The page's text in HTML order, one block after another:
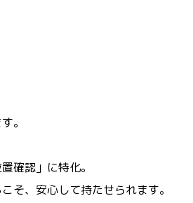
。
確認」に特化。
そ、安心して持たせられます。